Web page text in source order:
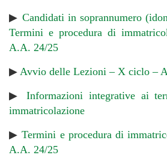
▶ Candidati in soprannumero
Termini e procedura di
A.A. 24/25
▶ Avvio delle Lezioni – X ciclo –
▶ Informazioni integrative ai
immatricolazione
▶Termini e procedura di
A.A. 24/25